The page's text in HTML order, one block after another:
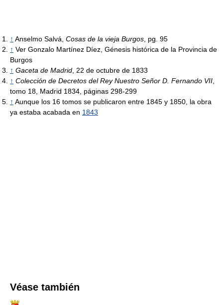
↑ Anselmo Salvá, Cosas de la vieja Burgos , pg. 95
↑ Ver Gonzalo Martínez Díez, Génesis histórica de la Provincia de
Burgos
↑ Gaceta de Madrid , 22 de octubre de 1833
↑ Colección de Decretos del Rey Nuestro Señor D. Fernando VII
tomo 18, Madrid 1834, páginas 298-299
↑ Aunque los 16 tomos se publicaron entre 1845 y 1850, la obra
ya estaba acabada en 1843
Véase también